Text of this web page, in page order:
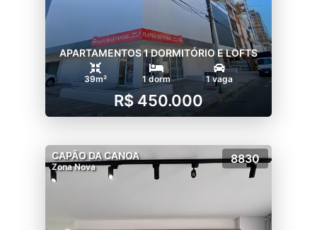
APARTAMENTOS 1 DORMITÓRIO E LOFTS
39m² 1 dorm 1 vaga
R$ 450.000
CAPÃO DA CANOA
Zona Nova
8830